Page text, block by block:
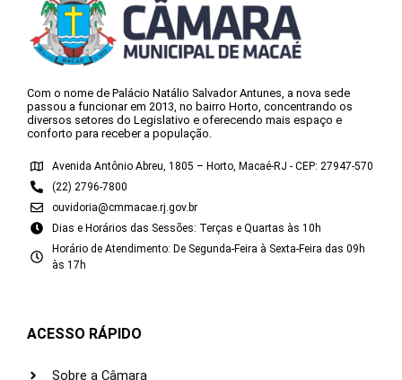
Com o nome de Palácio Natálio Salvador Antunes, a nova sede
passou a funcionar em 2013, no bairro Horto, concentrando os
diversos setores do Legislativo e oferecendo mais espaço e
conforto para receber a população.
Avenida Antônio Abreu, 1805 – Horto, Macaé-RJ - CEP: 27947-570
(22) 2796-7800
ouvidoria@cmmacae.rj.gov.br
Dias e Horários das Sessões: Terças e Quartas às 10h
Horário de Atendimento: De Segunda-Feira à Sexta-Feira das 09h
às 17h
ACESSO RÁPIDO
Sobre a Câmara